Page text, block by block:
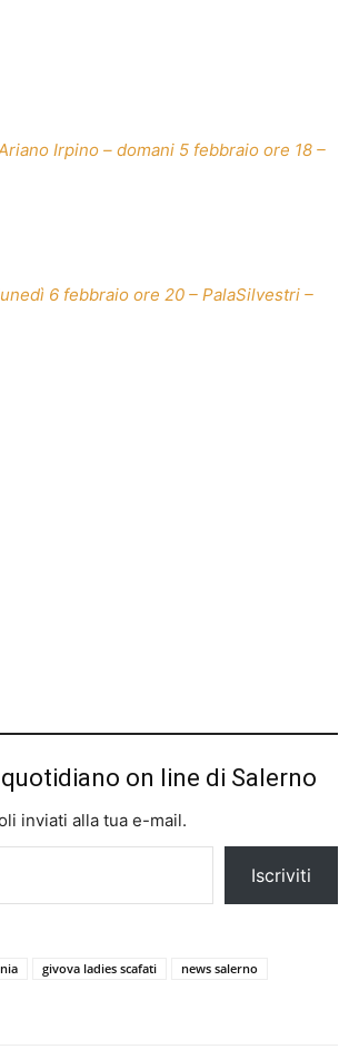
Irpino – domani 5 febbraio ore 18 –
6 febbraio ore 20 – PalaSilvestri –
on line di Salerno
inviati alla tua e-mail.
Iscriviti
givova ladies scafati
news salerno